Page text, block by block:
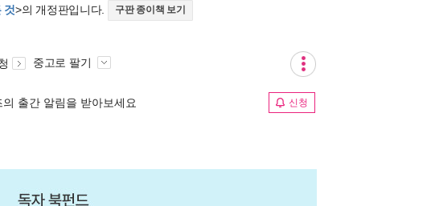
것>의 개정판입니다. 구판 종이책 보기
중고로 팔기
출간 알림을 받아보세요 신청